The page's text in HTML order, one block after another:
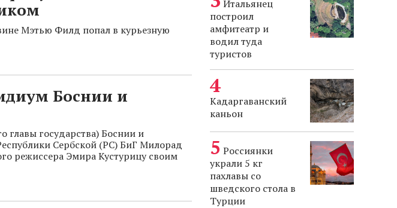
Мэтью Филд попал в курьезную
Боснии и
главы государства) Боснии и
Сербской (РС) БиГ Милорад
режиссера Эмира Кустурицу своим
Итальянец
построил
амфитеатр и
водил туда
туристов
Кадаргаванский
каньон
Россиянки
украли 5 кг
пахлавы со
шведского стола в
Турции